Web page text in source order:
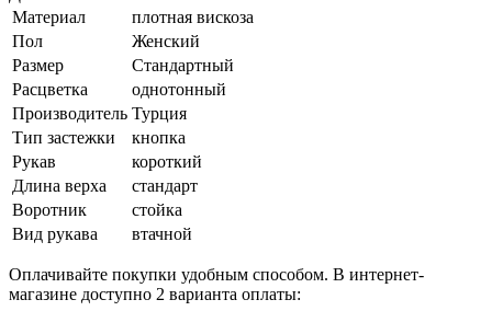
Материал
плотная вискоза
Пол
Женский
Размер
Стандартный
Расцветка
однотонный
Производитель Турция
Тип застежки
кнопка
Рукав
короткий
Длина верха
стандарт
Воротник
стойка
Вид рукава
втачной
Оплачивайте покупки удобным способом. В интернет-
магазине доступно 2 варианта оплаты: